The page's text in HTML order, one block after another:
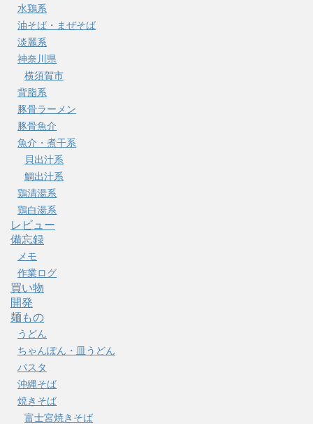
水鶏系
油そば・まぜそば
淡麗系
神奈川県
横須賀市
背脂系
豚骨ラーメン
豚骨魚介
魚介・煮干系
貝出汁系
鯛出汁系
鶏清湯系
鶏白湯系
レビュー
備忘録
メモ
作業ログ
買い物
開発
麺もの
うどん
ちゃんぽん・皿うどん
パスタ
沖縄そば
焼きそば
富士宮焼きそば